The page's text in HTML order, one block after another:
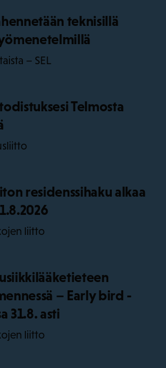
teknisillä
– SEL
Telmosta
residenssihaku alkaa
liitto
– Early bird -
31.8. asti
liitto